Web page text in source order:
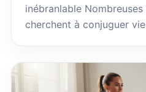
inébranlable
cherchent à conjuguer